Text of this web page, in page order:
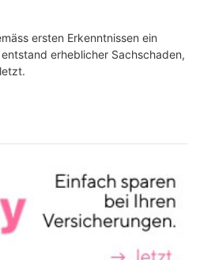
ersten Erkenntnissen ein
erheblicher Sachschaden,